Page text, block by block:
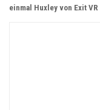
einmal Huxley von Exit VR